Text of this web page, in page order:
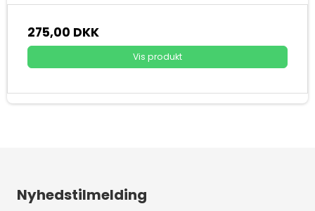
275,00 DKK
Vis produkt
Nyhedstilmelding